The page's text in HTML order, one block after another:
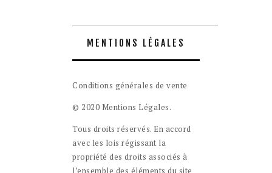
MENTIONS LÉGALES
Conditions générales de vente
© 2020 Mentions Légales.
Tous droits réservés. En accord
avec les lois régissant la
propriété des droits associés à
l’ensemble des éléments du site